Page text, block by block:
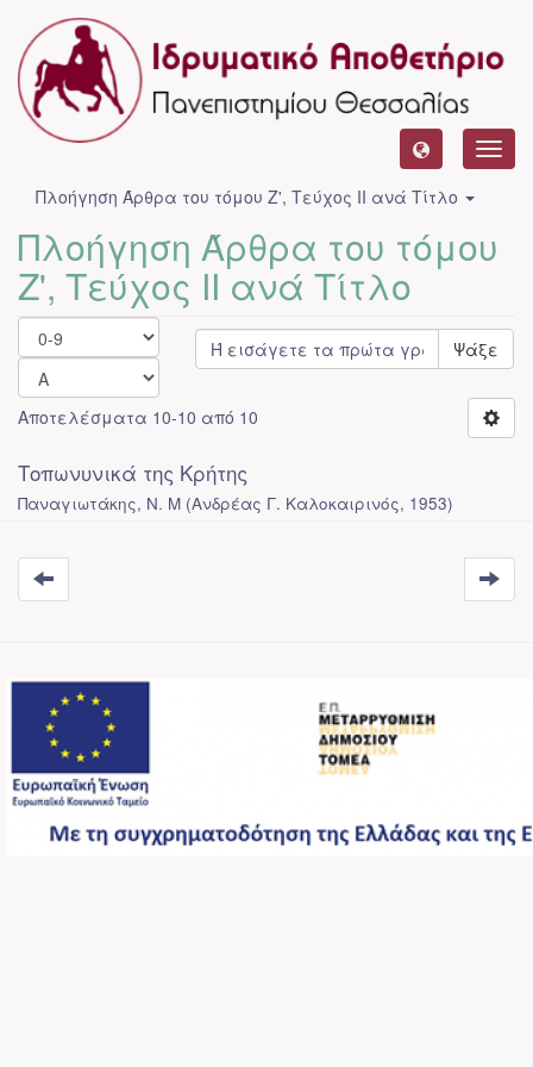
Πλοήγηση Άρθρα του τόμου Ζ', Τεύχος ΙΙ ανά Τίτλο
Πλοήγηση Άρθρα του τόμου
Ζ', Τεύχος ΙΙ ανά Τίτλο
Ψάξε
Αποτελέσματα 10-10 από 10
Τοπωνυνικά της Κρήτης
Παναγιωτάκης, Ν. Μ (Ανδρέας Γ. Καλοκαιρινός, 1953)